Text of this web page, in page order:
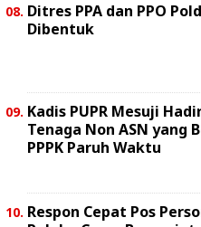
Ditres PPA dan PPO
Dibentuk
Kadis PUPR Mesuji
Tenaga Non ASN yang
PPPK Paruh Waktu
Respon Cepat Pos